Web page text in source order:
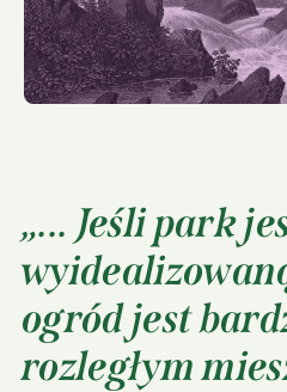
... Jeśli park
ogród jest
rozległym